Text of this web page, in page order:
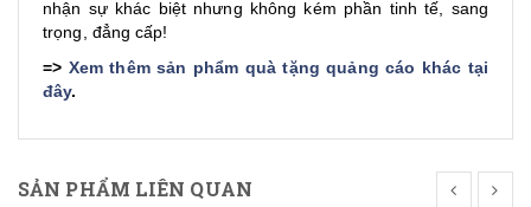
nhận sự khác biệt nhưng không kém phần tinh tế, sang
trọng, đẳng cấp!
=> Xem thêm sản phẩm quà tặng quảng cáo khác tại
đây.
SẢN PHẨM LIÊN QUAN